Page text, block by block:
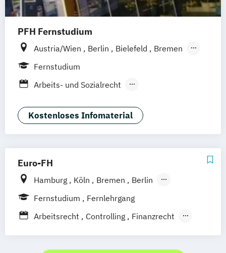
PFH Fernstudium
Austria/Wien Berlin Bielefeld
Bremen
Dortmund
Hamburg Hannover
Kaiserslautern/Kusel Kiel Leipzig
Ludwigshafen/Diez München
Online-Fernstudium Regensburg Stade
Stuttgart Köln
Offenbach bei Frankfurt am Main
Schwarzheide/Oberspreewald-Lausitz bei
Fernstudium
Arbeits- und Sozialrecht
Unternehmensrecht Wirtschaftsrecht
Kostenloses Infomaterial
Euro-FH
Hamburg Köln Bremen
Berlin
Göttingen
Frankfurt am Main
Fernstudium
Fernlehrgang
Arbeitsrecht
Controlling
Finanzrecht